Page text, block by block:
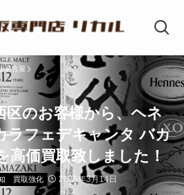
名古屋
区のお客様から、ヘネ
ラフェデキャンタ バカ
高価買取致しました！
買取強化 2025年3月14日